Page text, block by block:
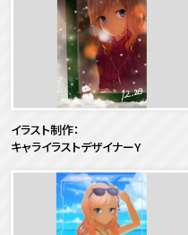
イラスト制作：
キャライラストデザイナーY